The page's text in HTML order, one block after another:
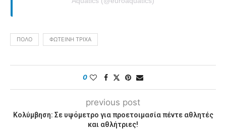
ΠΌΛΟ ΦΩΤΕΙΝΉ ΤΡΙΧΆ
0
previous post
Κολύμβηση: Σε υψόμετρο για προετοιμασία πέντε αθλητές
και αθλήτριες!